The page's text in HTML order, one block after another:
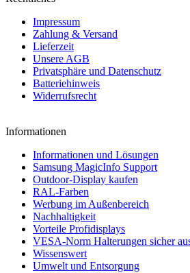
Impressum
Zahlung & Versand
Lieferzeit
Unsere AGB
Privatsphäre und Datenschutz
Batteriehinweis
Widerrufsrecht
Informationen
Informationen und Lösungen
Samsung MagicInfo Support
Outdoor-Display kaufen
RAL-Farben
Werbung im Außenbereich
Nachhaltigkeit
Vorteile Profidisplays
VESA-Norm Halterungen sicher
Wissenswert
Umwelt und Entsorgung